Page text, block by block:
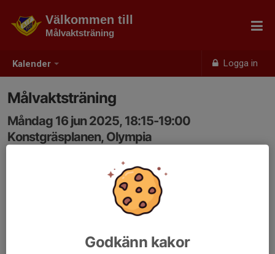
Kalender Logga in
Välkommen till
Målvaktsträning
Målvaktsträning
Måndag 16 jun 2025, 18:15-19:00
Konstgräsplanen, Olympia
Godkänn kakor